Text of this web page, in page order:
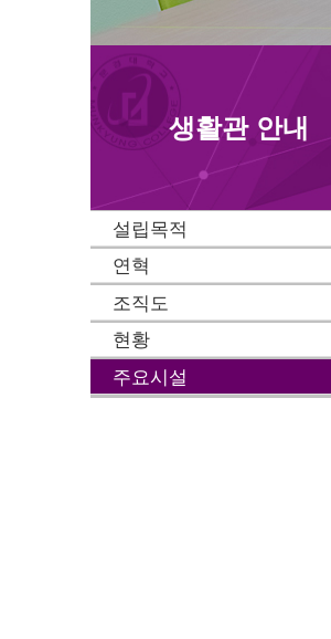
생활관 안내
설립목적
연혁
조직도
현황
주요시설